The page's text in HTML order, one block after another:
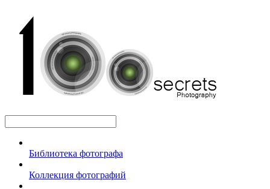
Библиотека фотографа
Коллекция фотографий